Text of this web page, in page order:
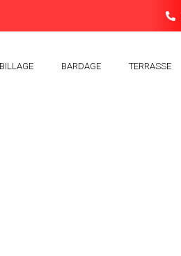
BARDAGE TERRASSE